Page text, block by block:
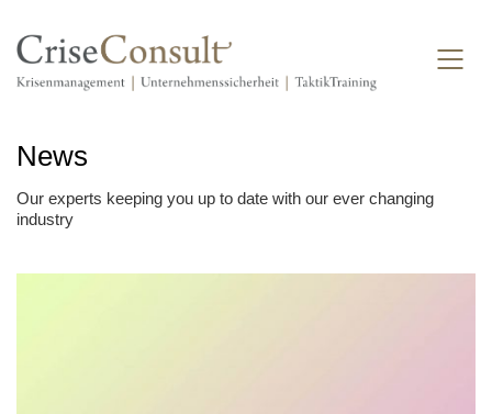
News
Our experts keeping you up to date with our ever changing
industry